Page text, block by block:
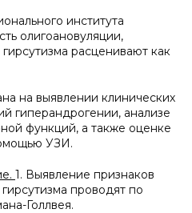
института
олигоановуляции,
расценивают как
на выявлении клинических
гиперандрогении, анализе
функций, а также оценке
УЗИ.
1. Выявление признаков
проводят по
Голлвея.